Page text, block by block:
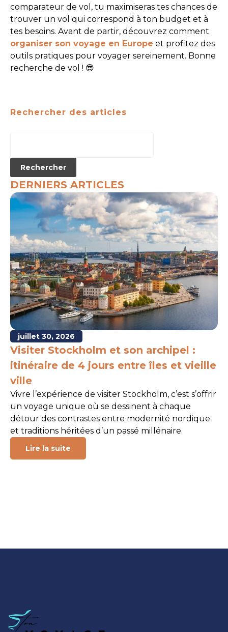
Rechercher des articles
DERNIERS ARTICLES
juillet 30, 2026
Visiter Stockholm et son archipel :
itinéraire de 4 jours entre îles et vieille
ville
Vivre l’expérience de visiter Stockholm, c’est s’offrir
un voyage unique où se dessinent à chaque
détour des contrastes entre modernité nordique
et traditions héritées d’un passé millénaire.
Lire la suite
comparateur de vol, tu maximiseras tes chances de
trouver un vol qui correspond à ton budget et à
tes besoins. Avant de partir, découvrez comment
organiser son voyage en Europe et profitez des
outils pratiques pour voyager sereinement. Bonne
recherche de vol ! 😎